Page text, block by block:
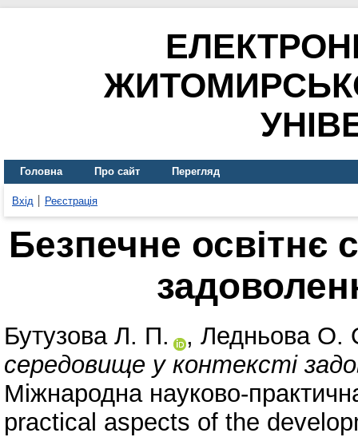
Головна Про сайт Перегляд
Вхід Реєстрація
Безпечне освітнє
Бутузова Л. П. , Ледньова О.
середовище у контексті
Міжнародна науково-
practical aspects of the